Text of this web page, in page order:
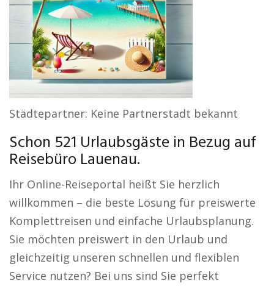
Städtepartner: Keine Partnerstadt bekannt
Schon 521 Urlaubsgäste in Bezug auf
Reisebüro Lauenau.
Ihr Online-Reiseportal heißt Sie herzlich
willkommen – die beste Lösung für preiswerte
Komplettreisen und einfache Urlaubsplanung.
Sie möchten preiswert in den Urlaub und
gleichzeitig unseren schnellen und flexiblen
Service nutzen? Bei uns sind Sie perfekt